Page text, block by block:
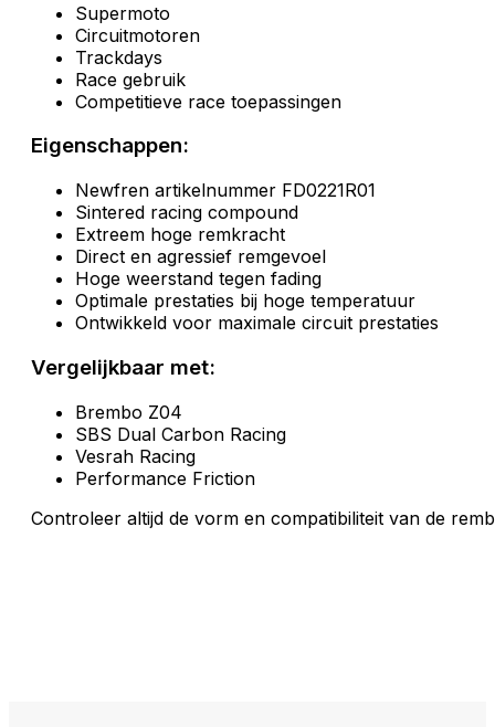
Supermoto
Circuitmotoren
Trackdays
Race gebruik
Competitieve race toepassingen
Eigenschappen:
Newfren artikelnummer FD0221R01
Sintered racing compound
Extreem hoge remkracht
Direct en agressief remgevoel
Hoge weerstand tegen fading
Optimale prestaties bij hoge temperatuur
Ontwikkeld voor maximale circuit prestaties
Vergelijkbaar met:
Brembo Z04
SBS Dual Carbon Racing
Vesrah Racing
Performance Friction
Controleer altijd de vorm en compatibiliteit van de